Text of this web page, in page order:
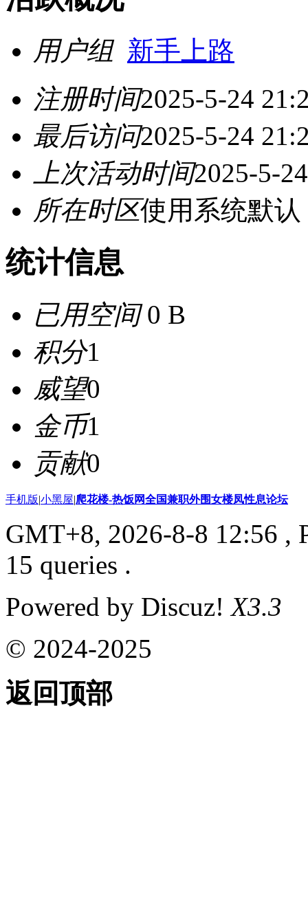
用户组 新手上路
注册时间2025-5-24
最后访问2025-5-24
上次活动时间2025-5-
所在时区使用系统默认
统计信息
已用空间0 B
积分1
威望0
金币1
贡献0
手机版|小黑屋|爬花楼-热饭网全国兼职外围女楼凤性息论坛
GMT+8, 2026-8-8 12:56 ,
15 queries .
Powered by Discuz!X3.3
© 2024-2025
返回顶部